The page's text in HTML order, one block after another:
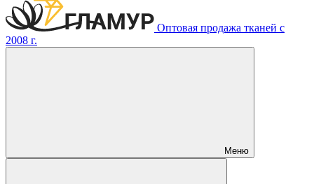
Оптовая продажа тканей с
2008 г.
Меню